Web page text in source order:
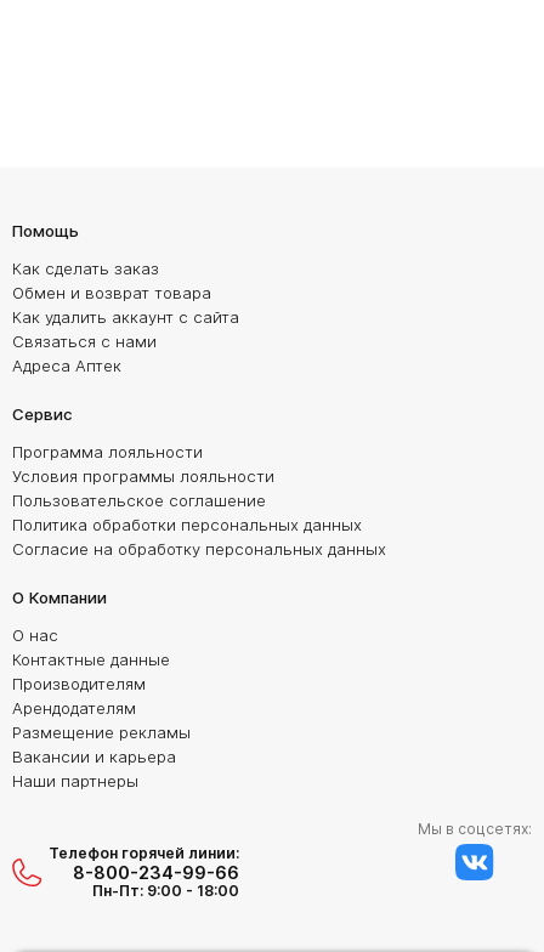
Помощь
Как сделать заказ
Обмен и возврат товара
Как удалить аккаунт с сайта
Связаться с нами
Адреса Аптек
Сервис
Программа лояльности
Условия программы лояльности
Пользовательское соглашение
Политика обработки персональных данных
Согласие на обработку персональных данных
О Компании
О нас
Контактные данные
Производителям
Арендодателям
Размещение рекламы
Вакансии и карьера
Наши партнеры
Телефон горячей линии:
8-800-234-99-66
Пн-Пт: 9:00 - 18:00
Мы в соцсетях: